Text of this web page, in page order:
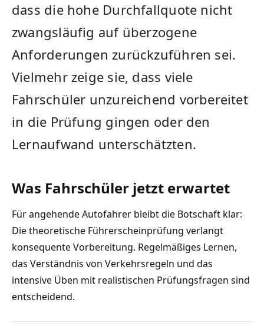
dass die hohe Durchfallquote nicht
zwangsläufig auf überzogene
Anforderungen zurückzuführen sei.
Vielmehr zeige sie, dass viele
Fahrschüler unzureichend vorbereitet
in die Prüfung gingen oder den
Lernaufwand unterschätzten.
Was Fahrschüler jetzt erwartet
Für angehende Autofahrer bleibt die Botschaft klar:
Die theoretische Führerscheinprüfung verlangt
konsequente Vorbereitung. Regelmäßiges Lernen,
das Verständnis von Verkehrsregeln und das
intensive Üben mit realistischen Prüfungsfragen sind
entscheidend.